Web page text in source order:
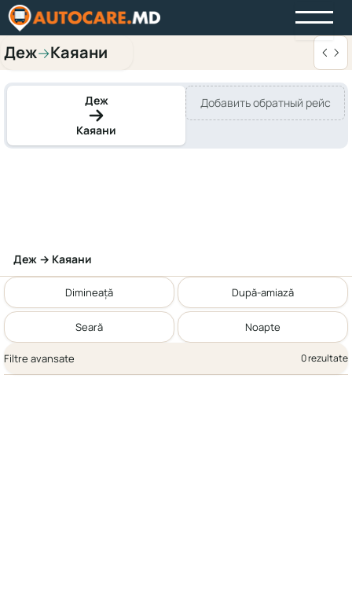
Деж→Каяани
Деж
Каяани
Добавить обратный рейс
Деж → Каяани
Dimineață După-amiază
Seară Noapte
Filtre avansate 0 rezultate